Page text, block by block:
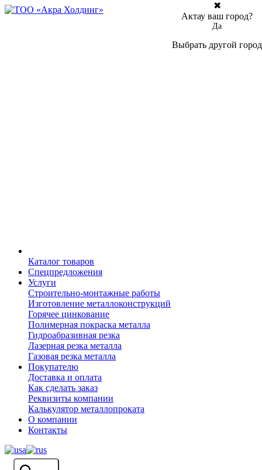
Каталог товаров
Спецпредложения
Услуги
Строительно-монтажные работы
Изготовление металлоконструкций
Горячее цинкование
Полимерная покраска металла
Гидроабразивная резка
Лазерная резка металла
Газовая резка металла
Покупателю
Доставка и оплата
Как сделать заказ
Реквизиты компании
Калькулятор металлопроката
О компании
Контакты
✖
Актау ваш город?
Да
Выбрать другой город